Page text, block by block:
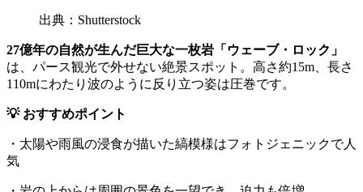
出典：Shutterstock
27億年の自然が生んだ巨大な一枚岩「ウェーブ・ロック」
は、パース観光で外せない絶景スポット。高さ約15m、長さ
110mにわたり波のように反り立つ姿は圧巻です。
💡 おすすめポイント
・太陽や雨風の浸食が描いた縞模様はフォトジェニックで人
気